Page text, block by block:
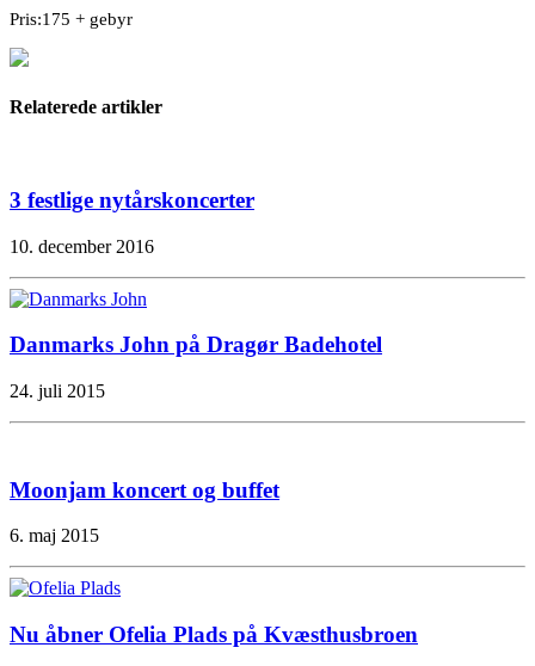
Pris:175 + gebyr
Relaterede artikler
3 festlige nytårskoncerter
10. december 2016
Danmarks John på Dragør Badehotel
24. juli 2015
Moonjam koncert og buffet
6. maj 2015
Nu åbner Ofelia Plads på Kvæsthusbroen